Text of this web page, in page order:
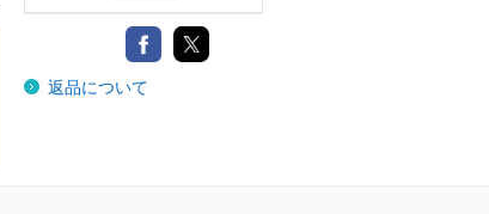
新紀元社
なにもない村
新紀元社
返品について